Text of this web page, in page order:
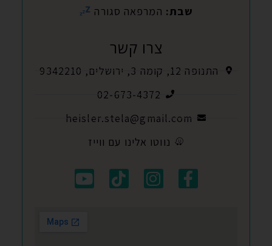
שבת: המרפאה סגורה
צרו קשר
התנופה 12, קומה 3, ירושלים, 9342210
02-673-4372
heisler.stela@gmail.com
נווטו אלינו עם ווייז